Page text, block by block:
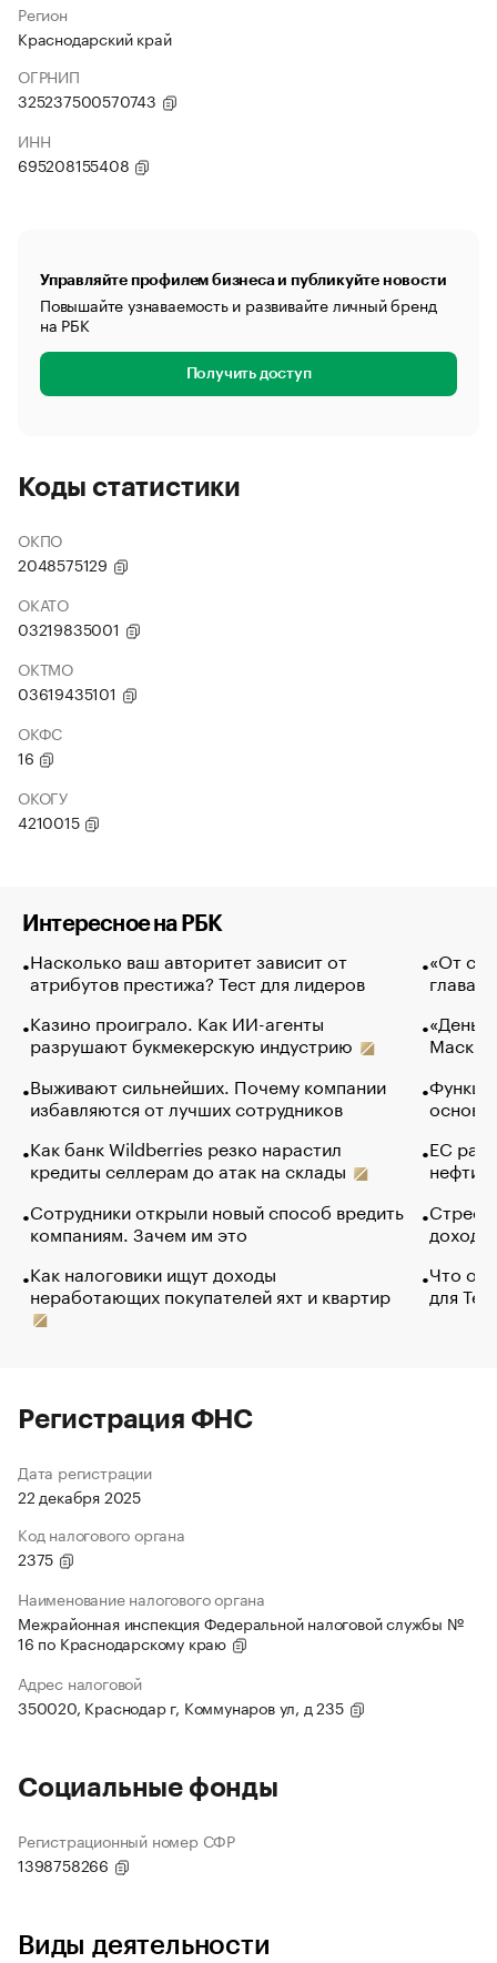
Регион
Краснодарский край
ОГРНИП
325237500570743
ИНН
695208155408
Управляйте профилем бизнеса и публикуйте новости
Повышайте узнаваемость и развивайте личный бренд
на РБК
Получить доступ
Коды статистики
ОКПО
2048575129
ОКАТО
03219835001
ОКТМО
03619435101
ОКФС
16
ОКОГУ
4210015
Интересное на РБК
Насколько ваш авторитет зависит от
атрибутов престижа? Тест для лидеров
Казино проиграло. Как ИИ-агенты
разрушают букмекерскую индустрию
Выживают сильнейших. Почему компании
избавляются от лучших сотрудников
Как банк Wildberries резко нарастил
кредиты селлерам до атак на склады
Сотрудники открыли новый способ вредить
компаниям. Зачем им это
Как налоговики ищут доходы
неработающих покупателей яхт и квартир
«От
глава
Маск в
основ
ЕС
нефти
Что
для
Регистрация ФНС
Дата регистрации
22 декабря 2025
Код налогового органа
2375
Наименование налогового органа
Межрайонная инспекция Федеральной налоговой службы №
16 по Краснодарскому краю
Адрес налоговой
350020, Краснодар г, Коммунаров ул, д 235
Социальные фонды
Регистрационный номер СФР
1398758266
Виды деятельности